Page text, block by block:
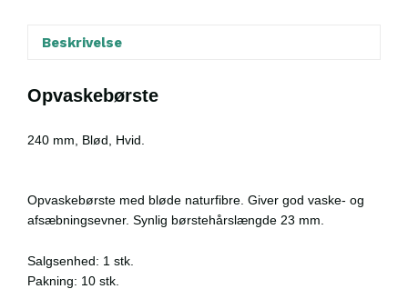
Beskrivelse
Opvaskebørste
240 mm, Blød, Hvid.
Opvaskebørste med bløde naturfibre. Giver god vaske- og
afsæbningsevner. Synlig børstehårslængde 23 mm.
Salgsenhed: 1 stk.
Pakning: 10 stk.